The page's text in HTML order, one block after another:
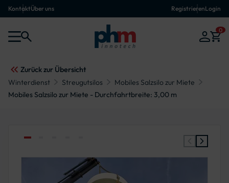
KontaktÜber uns RegistrierenLogin
0
Zurück zur Übersicht
Winterdienst
Streugutsilos
Mobiles Salzsilo zur Miete
Mobiles Salzsilo zur Miete - Durchfahrtbreite: 3,00 m